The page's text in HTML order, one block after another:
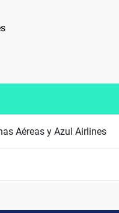
Aéreas y Azul Airlines